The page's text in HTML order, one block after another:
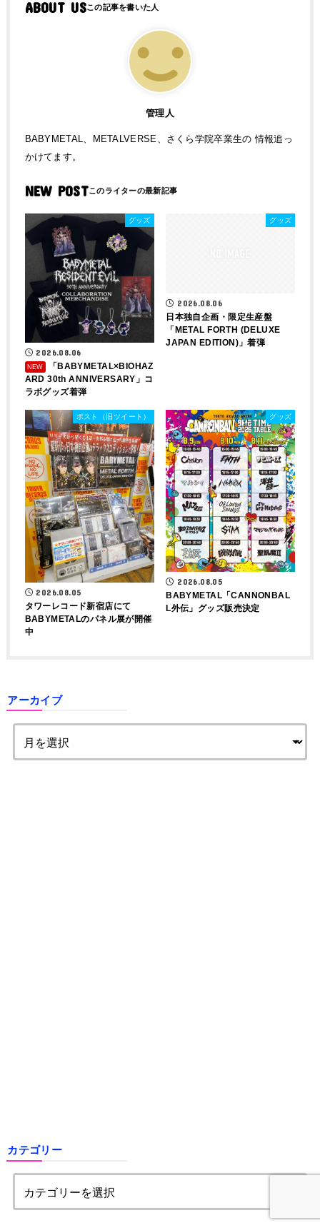
ABOUT US
管理人
BABYMETAL、METALVERSE、さくら学院卒業生の 情報追っ
かけてます。
NEW POST
グッズ
2026.08.06
「BABYMETAL×BIOHAZ
ARD 30th ANNIVERSARY」コ
ラボグッズ着弾
グッズ
2026.08.06
日本独自企画・限定生産盤
「METAL FORTH (DELUXE
JAPAN EDITION)」着弾
ポスト（旧ツイート）
2026.08.05
タワーレコード新宿店にて
BABYMETALのパネル展が開催
中
グッズ
2026.08.05
BABYMETAL「CANNONBAL
L外伝」グッズ販売決定
アーカイブ
カテゴリー